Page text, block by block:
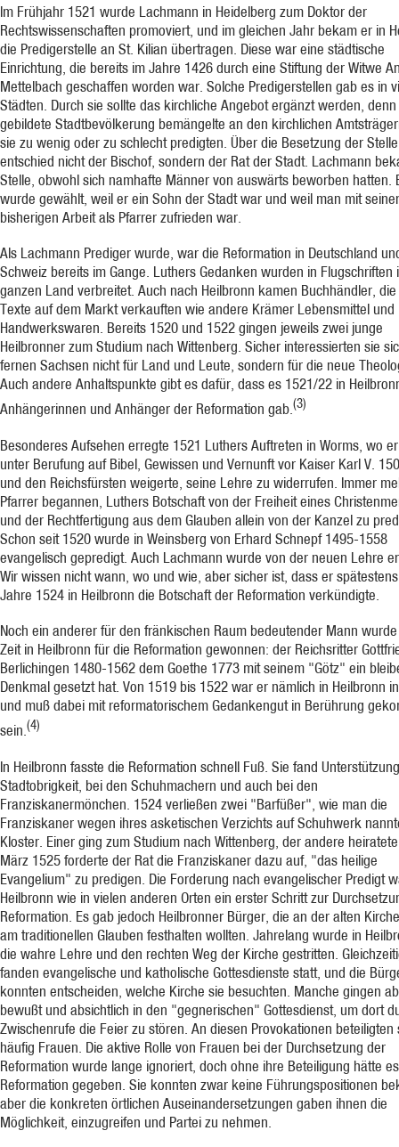
Im Frühjahr 1521 wurde Lachmann in Heidelberg zum Doktor der
Rechtswissenschaften promoviert, und im gleichen Jahr bekam er in
die Predigerstelle an St. Kilian übertragen. Diese war eine städtische
Einrichtung, die bereits im Jahre 1426 durch eine Stiftung der Witwe
Mettelbach geschaffen worden war. Solche Predigerstellen gab es in
Städten. Durch sie sollte das kirchliche Angebot ergänzt werden,
gebildete Stadtbevölkerung bemängelte an den kirchlichen
sie zu wenig oder zu schlecht predigten. Über die Besetzung der Stelle
entschied nicht der Bischof, sondern der Rat der Stadt. Lachmann
Stelle, obwohl sich namhafte Männer von auswärts beworben hatten.
wurde gewählt, weil er ein Sohn der Stadt war und weil man mit seiner
bisherigen Arbeit als Pfarrer zufrieden war.
Als Lachmann Prediger wurde, war die Reformation in Deutschland
Schweiz bereits im Gange. Luthers Gedanken wurden in Flugschriften
ganzen Land verbreitet. Auch nach Heilbronn kamen Buchhändler,
Texte auf dem Markt verkauften wie andere Krämer Lebensmittel und
Handwerkswaren. Bereits 1520 und 1522 gingen jeweils zwei junge
Heilbronner zum Studium nach Wittenberg. Sicher interessierten sie
fernen Sachsen nicht für Land und Leute, sondern für die neue
Auch andere Anhaltspunkte gibt es dafür, dass es 1521/22 in
Anhängerinnen und Anhänger der Reformation gab.(3)
Besonderes Aufsehen erregte 1521 Luthers Auftreten in Worms, wo
unter Berufung auf Bibel, Gewissen und Vernunft vor Kaiser Karl V.
und den Reichsfürsten weigerte, seine Lehre zu widerrufen. Immer
Pfarrer begannen, Luthers Botschaft von der Freiheit eines
und der Rechtfertigung aus dem Glauben allein von der Kanzel zu
Schon seit 1520 wurde in Weinsberg von Erhard Schnepf 1495-1558
evangelisch gepredigt. Auch Lachmann wurde von der neuen Lehre
Wir wissen nicht wann, wo und wie, aber sicher ist, dass er
Jahre 1524 in Heilbronn die Botschaft der Reformation verkündigte.
Noch ein anderer für den fränkischen Raum bedeutender Mann
Zeit in Heilbronn für die Reformation gewonnen: der Reichsritter
Berlichingen 1480-1562 dem Goethe 1773 mit seinem "Götz" ein
Denkmal gesetzt hat. Von 1519 bis 1522 war er nämlich in Heilbronn
und muß dabei mit reformatorischem Gedankengut in Berührung
sein.(4)
In Heilbronn fasste die Reformation schnell Fuß. Sie fand
Stadtobrigkeit, bei den Schuhmachern und auch bei den
Franziskanermönchen. 1524 verließen zwei "Barfüßer", wie man die
Franziskaner wegen ihres asketischen Verzichts auf Schuhwerk
Kloster. Einer ging zum Studium nach Wittenberg, der andere
März 1525 forderte der Rat die Franziskaner dazu auf, "das heilige
Evangelium" zu predigen. Die Forderung nach evangelischer Predigt
Heilbronn wie in vielen anderen Orten ein erster Schritt zur
Reformation. Es gab jedoch Heilbronner Bürger, die an der alten
am traditionellen Glauben festhalten wollten. Jahrelang wurde in
die wahre Lehre und den rechten Weg der Kirche gestritten.
fanden evangelische und katholische Gottesdienste statt, und die
konnten entscheiden, welche Kirche sie besuchten. Manche gingen
bewußt und absichtlich in den "gegnerischen" Gottesdienst, um dort
Zwischenrufe die Feier zu stören. An diesen Provokationen beteiligten
häufig Frauen. Die aktive Rolle von Frauen bei der Durchsetzung der
Reformation wurde lange ignoriert, doch ohne ihre Beteiligung hätte
Reformation gegeben. Sie konnten zwar keine Führungspositionen
aber die konkreten örtlichen Auseinandersetzungen gaben ihnen die
Möglichkeit, einzugreifen und Partei zu nehmen.